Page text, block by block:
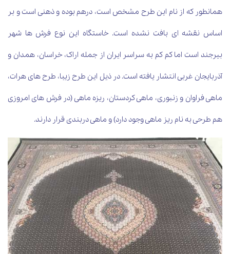
همانطور که از نام این طرح مشخص است، درهم بوده و ذهنی است و بر
اساس نقشه ای بافت نشده است. خاستگاه این نوع فرش ها شهر
بیرجند است اما کم کم به سراسر ایران از جمله اراک، خراسان، همدان و
آذربایجان غربی انتشار یافته است. در ذیل این طرح زیبا، طرح های هرات،
ماهی فراوان و زنبوری، ماهی کردستان، ریزه ماهی (در فرش های امروزی
هم طرحی به نام ریز ماهی وجود دارد) و ماهی دربندی قرار دارند.